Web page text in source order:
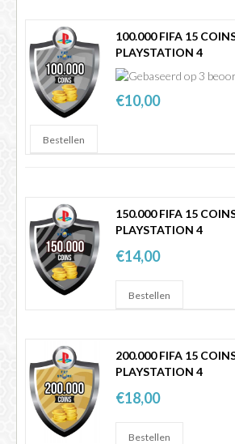
100.000 FIFA 15
PLAYSTATION 4
€10,00
150.000 FIFA 15
PLAYSTATION 4
€14,00
200.000 FIFA 15
PLAYSTATION 4
€18,00